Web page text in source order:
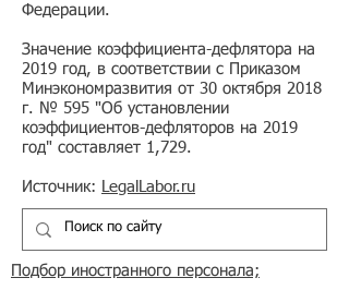
Федерации.
Значение коэффициента-дефлятора на
2019 год, в соответствии с Приказом
Минэкономразвития от 30 октября 2018
г. № 595 "Об установлении
коэффициентов-дефляторов на 2019
год" составляет 1,729.
Источник: LegalLabor.ru
Подбор иностранного персонала;